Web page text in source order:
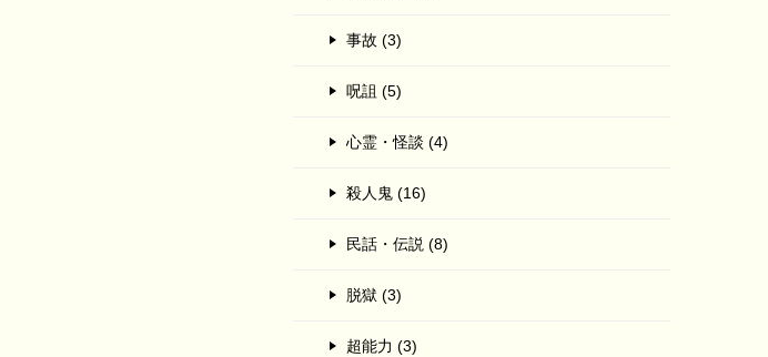
事故 (3)
呪詛 (5)
心霊・怪談 (4)
殺人鬼 (16)
民話・伝説 (8)
脱獄 (3)
超能力 (3)